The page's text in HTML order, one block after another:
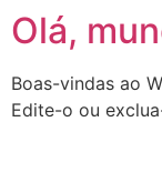
Olá,
Boas-vindas ao
Edite-o ou